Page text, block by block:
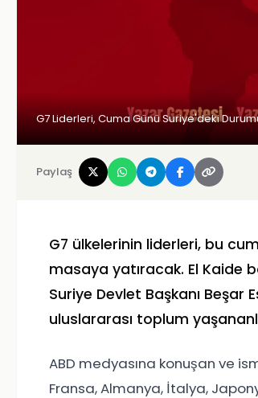
G7 Liderleri, Cuma Günü Suriye'deki
Paylaş
G7 ülkelerinin liderleri, bu
masaya yatıracak. El Kaide
Suriye Devlet Başkanı Beşar
uluslararası toplum
ABD medyasına konuşan ve
Fransa, Almanya, İtalya,